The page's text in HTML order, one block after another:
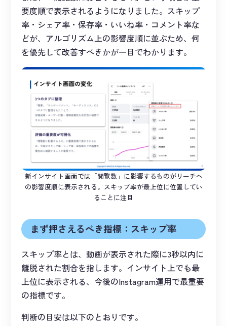
要度順で表示されるようになりました。スキップ
率・シェア率・保存率・いいね率・コメント率な
どが、アルゴリズム上の影響度順に並ぶため、何
を優先して改善すべきかが一目でわかります。
新インサイト画面では「閲覧数」に影響するものがリーチへ
の影響度順に表示される。スキップ率が最上位に位置してい
ることに注目
まず押さえるべき指標：スキップ率
スキップ率とは、動画が表示された際に3秒以内に
離脱された割合を指します。インサイト上でも最
上位に表示される、今後のInstagram運用で最重要
の指標です。
判断の目安は以下のとおりです。